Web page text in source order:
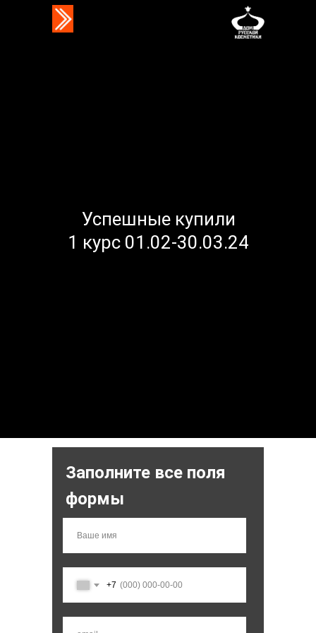
Успешные купили
1 курс 01.02-30.03.24
+7
Заполните все поля
формы